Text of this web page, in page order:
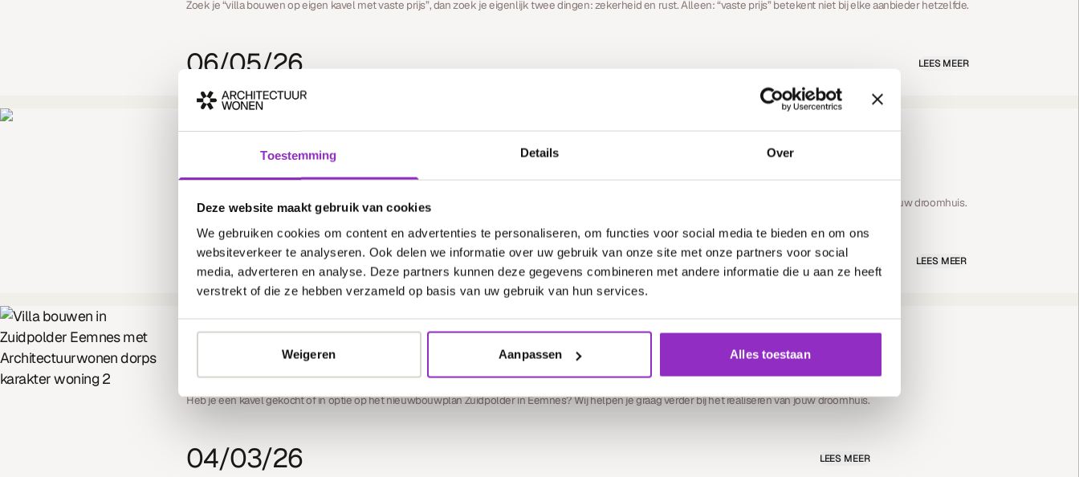
Toestemming Details Over
Deze website maakt gebruik van cookies
We gebruiken cookies om content en advertenties te personaliseren, om functies voor social media te bieden en om ons
websiteverkeer te analyseren. Ook delen we informatie over uw gebruik van onze site met onze partners voor social
media, adverteren en analyse. Deze partners kunnen deze gegevens combineren met andere informatie die u aan ze heeft
verstrekt of die ze hebben verzameld op basis van uw gebruik van hun services.
Weigeren Aanpassen Alles toestaan
Zoek je “villa bouwen op eigen kavel met vaste prijs”, dan zoek je eigenlijk twee dingen: zekerheid en rust. Alleen: “vaste prijs” betekent niet bij elke aanbieder hetzelfde.
06/05/26 LEES MEER
Bouw jouw landelijke droomhuis in Broek Zuid, Joure
Heb je interesse in een ruime kavel in Broek Zuid in Joure? Wij helpen je graag verder, van ontwerp en vergunning tot en met de bouw en oplevering van jouw droomhuis.
15/04/26 LEES MEER
KAVELS
Kavels Zuidpolder in Eemnes: bouw je eigen droomhuis met Architectuurwonen
Heb je een kavel gekocht of in optie op het nieuwbouwplan Zuidpolder in Eemnes? Wij helpen je graag verder bij het realiseren van jouw droomhuis.
04/03/26 LEES MEER